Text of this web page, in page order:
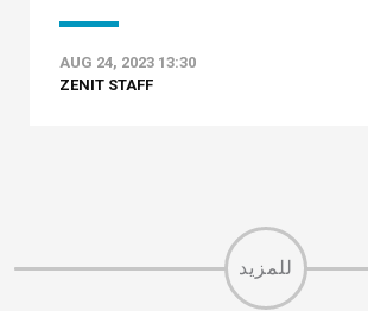
AUG 24, 2023 13:30
ZENIT STAFF
للمزيد